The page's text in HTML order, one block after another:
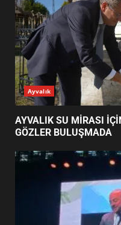
7
YENİ
1
ESA
NEYİ
Ayvalık
AYVALIK SU MİRASI
GÖZLER BULUŞMADA